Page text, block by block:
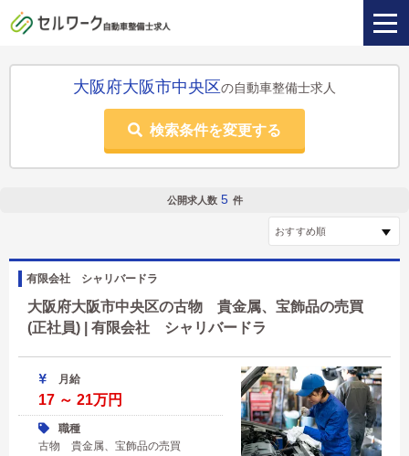
大阪府大阪市中央区の自動車整備士求人
検索条件を変更する
公開求人数 5 件
有限会社 シャリバードラ
大阪府大阪市中央区の古物 貴金属、宝飾品の売買
(正社員) | 有限会社 シャリバードラ
月給
17 ～ 21万円
職種
古物 貴金属、宝飾品の売買